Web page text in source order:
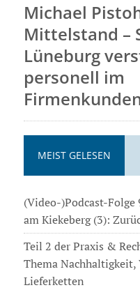
Michael
Mittelstand –
Lüneburg
personell im
MEIST GELESEN
(Video-)Podcast-Folge
am Kiekeberg (3):
Teil 2 der Praxis &
Thema Nachhaltigkeit,
Lieferketten